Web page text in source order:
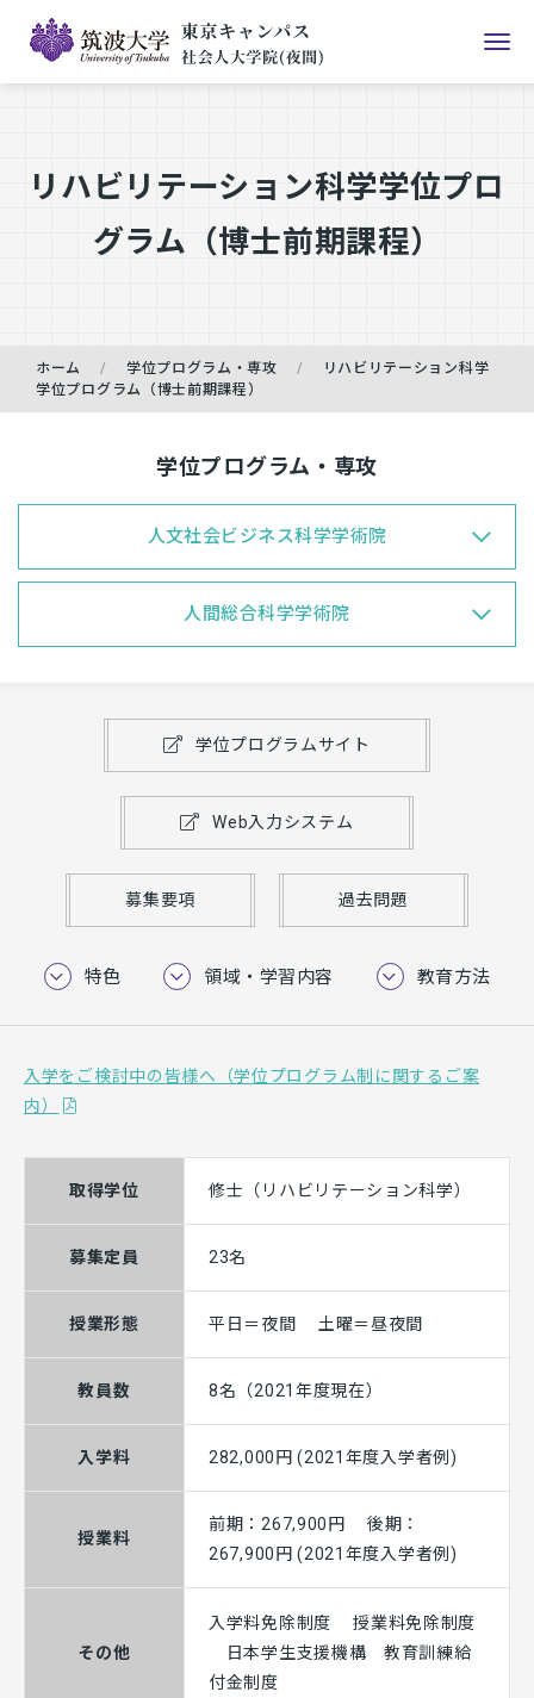
リハビリテーション科学学位プロ
グラム（博士前期課程）
ホーム 学位プログラム・専攻
リハビリテーション科学
学位プログラム（博士前期課程）
学位プログラム・専攻
人文社会ビジネス科学学術院
人間総合科学学術院
学位プログラムサイト
Web入力システム
募集要項 過去問題
特色 領域・学習内容 教育方法
入学をご検討中の皆様へ（学位プログラム制に関するご案
内）
取得学位 修士（リハビリテーション科学）
募集定員 23名
授業形態 平日＝夜間 土曜＝昼夜間
教員数 8名（2021年度現在）
入学料 282,000円 (2021年度入学者例)
授業料
前期：267,900円 後期：
267,900円 (2021年度入学者例)
その他
入学料免除制度 授業料免除制度
日本学生支援機構 教育訓練給
付金制度